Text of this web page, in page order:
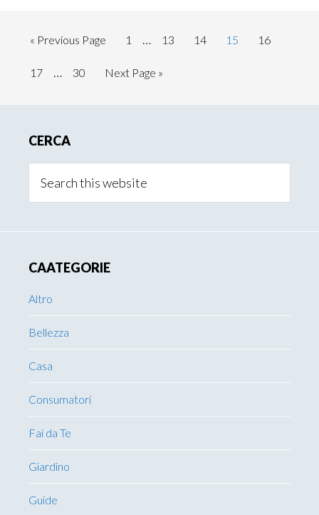
« Go
Previous Page Page
1
Interim
omitted
… Page
13 Page
14 Page
15 Page
16
Page
17
Interim
… Page
30
Go
Next Page »
Sidebar
CERCA
this
CAATEGORIE
Altro
Bellezza
Casa
Consumatori
Fai da Te
Giardino
Guide